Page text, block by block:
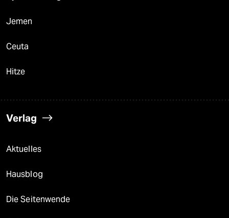
Jemen
Ceuta
Hitze
Verlag
Aktuelles
Hausblog
Die Seitenwende